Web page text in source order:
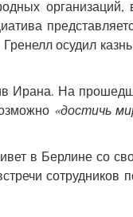
осудил
Ирана. На
«достичь
в Берлине со